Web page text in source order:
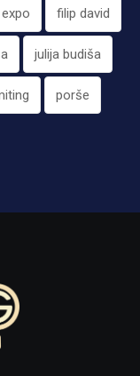
expo filip david
julija budiša
porše